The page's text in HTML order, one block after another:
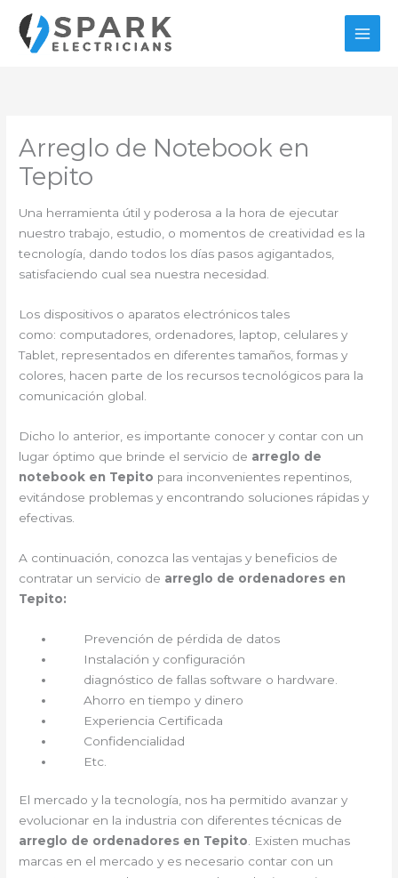
contenido
Arreglo de Notebook en
Tepito
Una herramienta útil y poderosa a la hora de ejecutar
nuestro trabajo, estudio, o momentos de creatividad es la
tecnología, dando todos los días pasos agigantados,
satisfaciendo cual sea nuestra necesidad.
Los dispositivos o aparatos electrónicos tales
como: computadores, ordenadores, laptop, celulares y
Tablet, representados en diferentes tamaños, formas y
colores, hacen parte de los recursos tecnológicos para la
comunicación global.
Dicho lo anterior, es importante conocer y contar con un
lugar óptimo que brinde el servicio de arreglo de
notebook en Tepito para inconvenientes repentinos,
evitándose problemas y encontrando soluciones rápidas y
efectivas.
A continuación, conozca las ventajas y beneficios de
contratar un servicio de arreglo de ordenadores en
Tepito:
Prevención de pérdida de datos
Instalación y configuración
diagnóstico de fallas software o hardware.
Ahorro en tiempo y dinero
Experiencia Certificada
Confidencialidad
Etc.
El mercado y la tecnología, nos ha permitido avanzar y
evolucionar en la industria con diferentes técnicas de
arreglo de ordenadores en Tepito. Existen muchas
marcas en el mercado y es necesario contar con un